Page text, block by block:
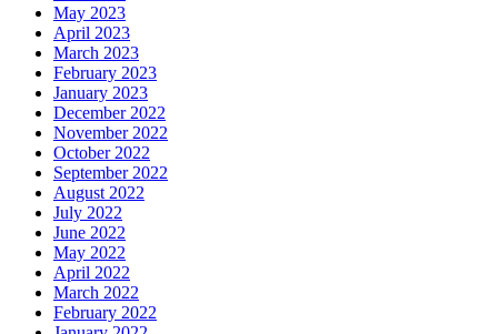
May 2023
April 2023
March 2023
February 2023
January 2023
December 2022
November 2022
October 2022
September 2022
August 2022
July 2022
June 2022
May 2022
April 2022
March 2022
February 2022